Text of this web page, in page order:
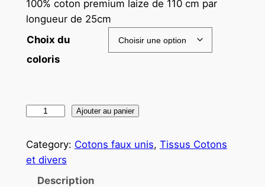
100% coton premium laize de 110 cm par
longueur de 25cm
Choix du
coloris
Ajouter au panier
Category: Cotons faux unis, Tissus Cotons
et divers
Description